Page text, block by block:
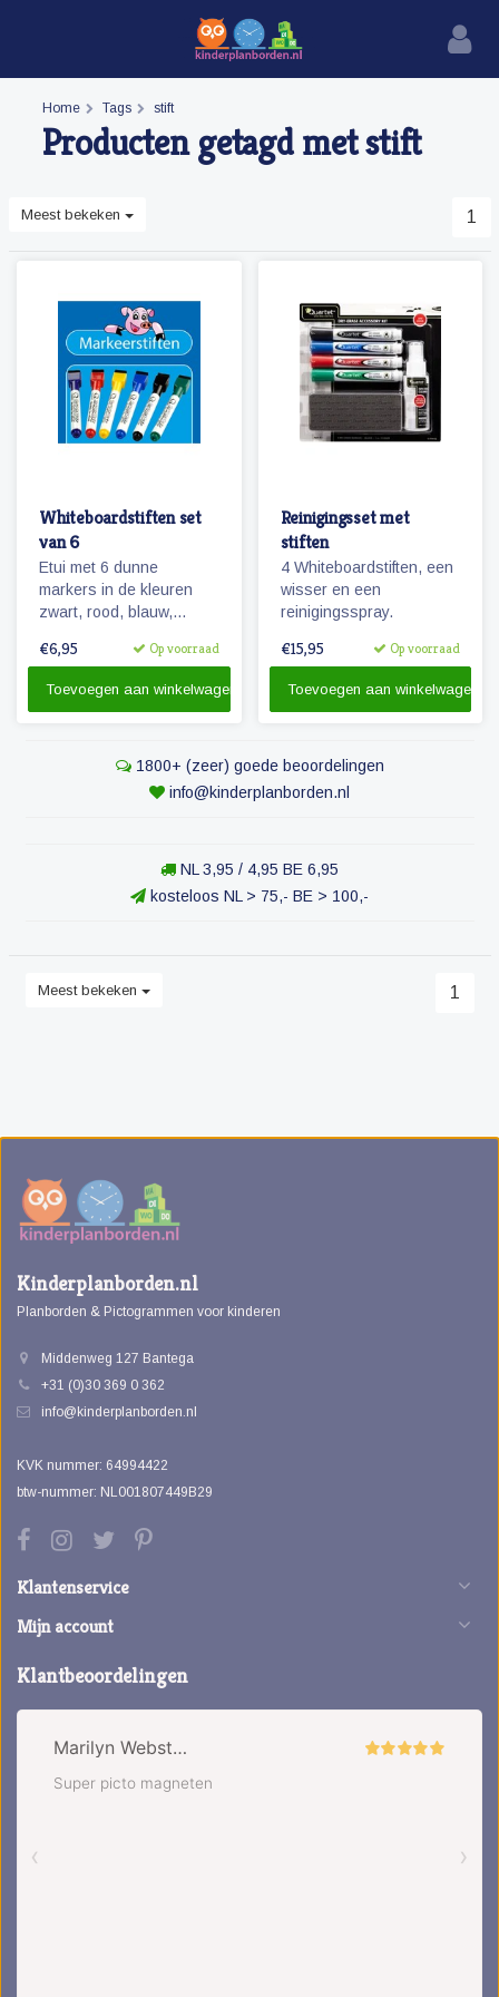
Home Tags stift
Producten getagd met stift
Meest bekeken 1
Whiteboardstiften set
van 6
Etui met 6 dunne
markers in de kleuren
zwart, rood, blauw,
stiften zijn voorzien van
wissertje in de dop.
€6,95 Op voorraad
Toevoegen aan winkelwagen
Reinigingsset met
stiften
4 Whiteboardstiften, een
wisser en een
reinigingsspray.
€15,95 Op voorraad
Toevoegen aan winkelwagen
1800+ (zeer) goede beoordelingen
info@kinderplanborden.nl
NL 3,95 / 4,95 BE 6,95
kosteloos NL > 75,- BE > 100,-
Meest bekeken 1
Kinderplanborden.nl
Planborden & Pictogrammen voor kinderen
Middenweg 127 Bantega
+31 (0)30 369 0 362
info@kinderplanborden.nl
KVK nummer: 64994422
btw-nummer: NL001807449B29
Klantenservice
Mijn account
Klantbeoordelingen